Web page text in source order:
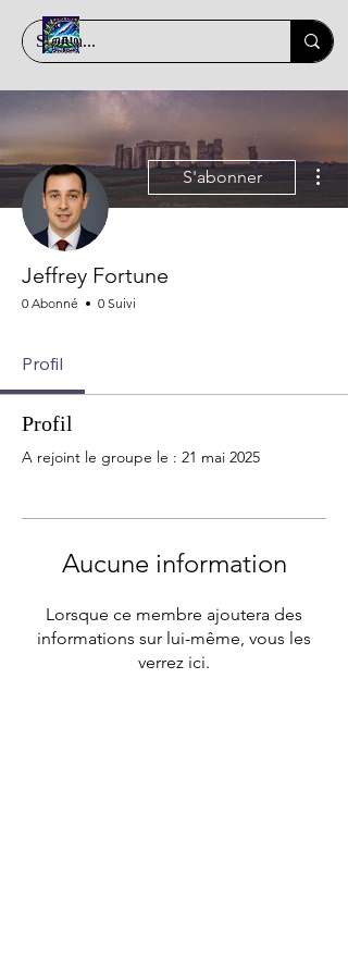
S'abonner
Jeffrey Fortune
0 Abonné 0 Suivi
Profil
Profil
A rejoint le groupe le : 21 mai 2025
Aucune information
Lorsque ce membre ajoutera des
informations sur lui-même, vous les
verrez ici.